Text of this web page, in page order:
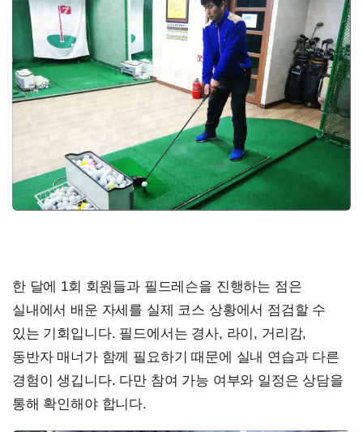
한 달에 1회 회원들과 필드레슨을 진행하는 점은
실내에서 배운 자세를 실제 코스 상황에서 점검할 수
있는 기회입니다. 필드에서는 경사, 라이, 거리감,
동반자 매너가 함께 필요하기 때문에 실내 연습과 다른
경험이 생깁니다. 다만 참여 가능 여부와 일정은 상담을
통해 확인해야 합니다.